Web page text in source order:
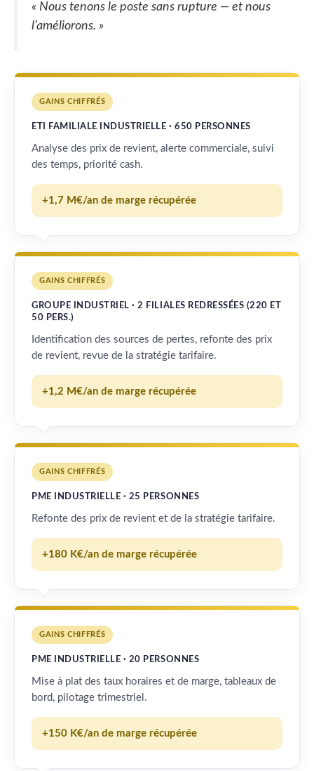
« Nous tenons le poste sans rupture — et nous
l’améliorons. »
GAINS CHIFFRÉS
ETI FAMILIALE INDUSTRIELLE · 650 PERSONNES
Analyse des prix de revient, alerte commerciale, suivi
des temps, priorité cash.
+1,7 M€/an de marge récupérée
GAINS CHIFFRÉS
GROUPE INDUSTRIEL · 2 FILIALES REDRESSÉES (220 ET
50 PERS.)
Identification des sources de pertes, refonte des prix
de revient, revue de la stratégie tarifaire.
+1,2 M€/an de marge récupérée
GAINS CHIFFRÉS
PME INDUSTRIELLE · 25 PERSONNES
Refonte des prix de revient et de la stratégie tarifaire.
+180 K€/an de marge récupérée
GAINS CHIFFRÉS
PME INDUSTRIELLE · 20 PERSONNES
Mise à plat des taux horaires et de marge, tableaux de
bord, pilotage trimestriel.
+150 K€/an de marge récupérée